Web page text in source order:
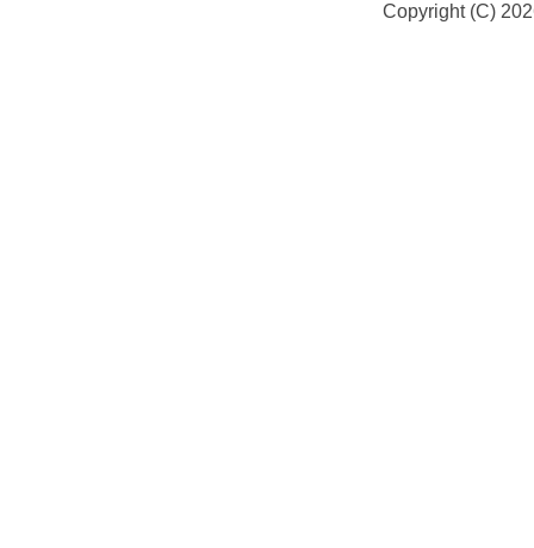
Copyright (C)